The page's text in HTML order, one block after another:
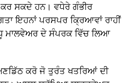
ਕਰ ਸਕਦੇ ਹਨ। ਵਧੇਰੇ ਗੰਭੀਰ
ਇਹਨਾਂ ਪਰਸਪਰ ਕ੍ਰਿਆਵਾਂ ਰਾਹੀਂ
ਮਾਲਵੇਅਰ ਦੇ ਸੰਪਰਕ ਵਿੱਚ ਲਿਆ
ਕਰੋ ਜੋ ਤੁਰੰਤ ਖਤਰਿਆਂ ਦੀ